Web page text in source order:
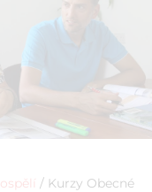
/ Kurzy Obecné